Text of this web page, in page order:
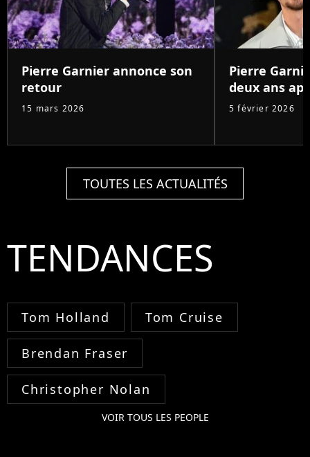
Pierre Garnier annonce son
retour
15 mars 2026
Pierre
deux ans
5 février 2026
TOUTES LES ACTUALITÉS
TENDANCES
Tom Holland Tom Cruise
Brendan Fraser
Christopher Nolan
VOIR TOUS LES PEOPLE